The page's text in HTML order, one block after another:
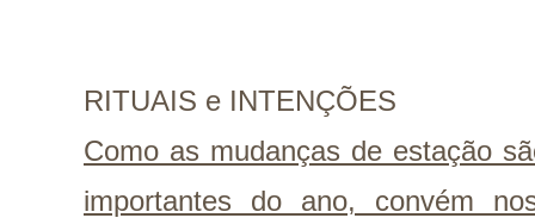
RITUAIS e INTENÇÕES
Como as mudanças de estação
importantes do ano, convém